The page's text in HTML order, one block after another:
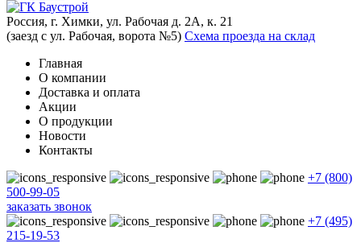
Россия, г. Химки, ул. Рабочая д. 2А, к. 21
(заезд с ул. Рабочая, ворота №5) Схема проезда на склад
Главная
О компании
Доставка и оплата
Акции
О продукции
Новости
Контакты
+7 (800)
500-99-05
заказать звонок
+7 (495)
215-19-53